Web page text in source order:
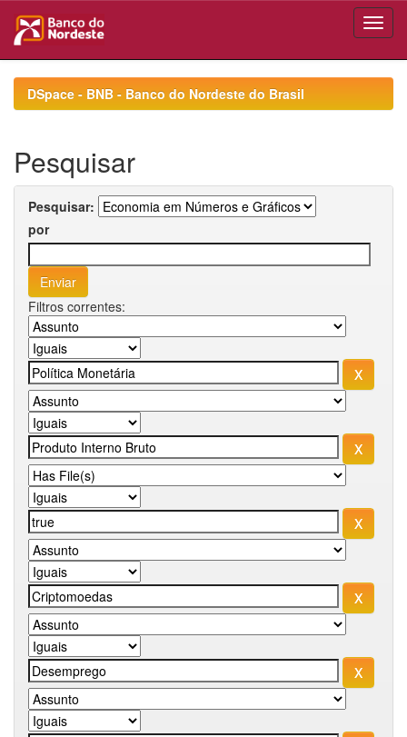
navigationDSpace - BNB - Banco do Nordeste do Brasil
Pesquisar
Pesquisar:
por
Filtros correntes: